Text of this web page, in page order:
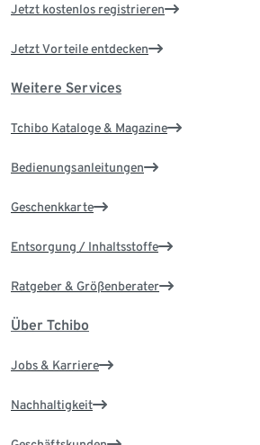
Jetzt kostenlos registrieren
Jetzt Vorteile entdecken
Weitere Services
Tchibo Kataloge & Magazine
Bedienungsanleitungen
Geschenkkarte
Entsorgung / Inhaltsstoffe
Ratgeber & Größenberater
Über Tchibo
Jobs & Karriere
Nachhaltigkeit